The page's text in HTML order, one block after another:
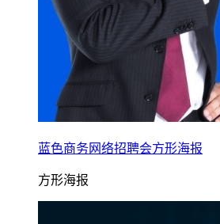
蓝色商务网络招聘会方形海报
方形海报